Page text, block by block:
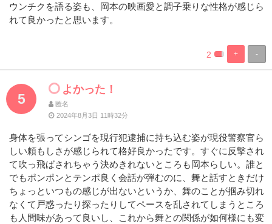
ウンチクを語る姿も、岡本の映画愛と調子乗りな性格が感じら
れて良かったと思います。
-
+
%
Complete
100%
Complete
2
5
よかった！
匿名
2024年8月3日 11時32分
身体を張ってシンゴを現行犯逮捕に持ち込む姿が現役警察官ら
しい頼もしさが感じられて格好良かったです。すぐに反撃され
て吹っ飛ばされちゃう決めきれないところも岡本らしい。誰と
でもポンポンとテンポ良く会話が弾むのに、舞と話すときだけ
ちょっといつもの感じが出ないというか、舞のことが掴み切れ
なくて戸惑ったり探ったりしてペースを乱されてしまうところ
も人間味があって良いし、これから舞との関係が如何様にも変